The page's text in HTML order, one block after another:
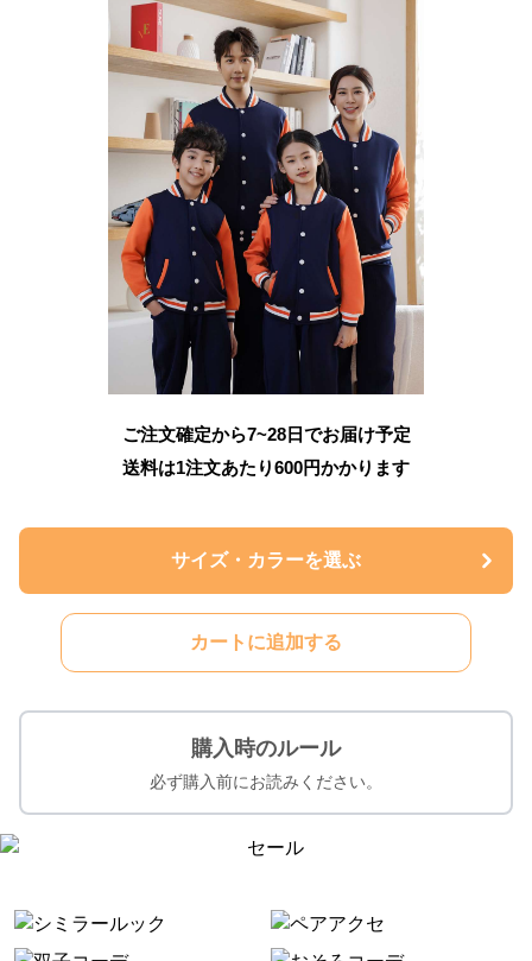
ご注文確定から7~28日でお届け予定
送料は1注文あたり600円かかります
サイズ・カラーを選ぶ
カートに追加する
購入時のルール
必ず購入前にお読みください。